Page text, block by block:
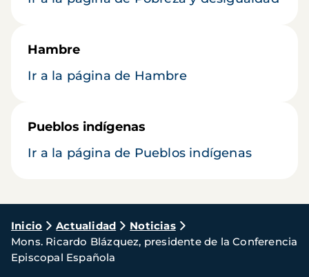
Hambre
Ir a la página de Hambre
Pueblos indígenas
Ir a la página de Pueblos indígenas
Ruta
de
navegación
Inicio Actualidad
Noticias
Mons. Ricardo Blázquez, presidente de la Conferencia
Episcopal Española